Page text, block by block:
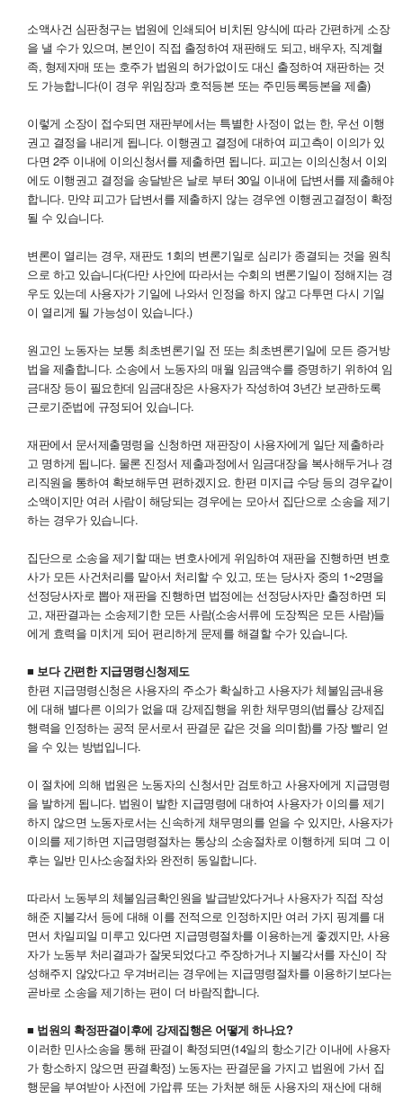
소액사건 심판청구는 법원에 인쇄되어 비치된 양식에 따라 간편하게 소장
을 낼 수가 있으며, 본인이 직접 출정하여 재판해도 되고, 배우자, 직계혈
족, 형제자매 또는 호주가 법원의 허가없이도 대신 출정하여 재판하는 것
도 가능합니다(이 경우 위임장과 호적등본 또는 주민등록등본을 제출)
이렇게 소장이 접수되면 재판부에서는 특별한 사정이 없는 한, 우선 이행
권고 결정을 내리게 됩니다. 이행권고 결정에 대하여 피고측이 이의가 있
다면 2주 이내에 이의신청서를 제출하면 됩니다. 피고는 이의신청서 이외
에도 이행권고 결정을 송달받은 날로 부터 30일 이내에 답변서를 제출해야
합니다. 만약 피고가 답변서를 제출하지 않는 경우엔 이행권고결정이 확정
될 수 있습니다.
변론이 열리는 경우, 재판도 1회의 변론기일로 심리가 종결되는 것을 원칙
으로 하고 있습니다(다만 사안에 따라서는 수회의 변론기일이 정해지는 경
우도 있는데 사용자가 기일에 나와서 인정을 하지 않고 다투면 다시 기일
이 열리게 될 가능성이 있습니다.)
원고인 노동자는 보통 최초변론기일 전 또는 최초변론기일에 모든 증거방
법을 제출합니다. 소송에서 노동자의 매월 임금액수를 증명하기 위하여 임
금대장 등이 필요한데 임금대장은 사용자가 작성하여 3년간 보관하도록
근로기준법에 규정되어 있습니다.
재판에서 문서제출명령을 신청하면 재판장이 사용자에게 일단 제출하라
고 명하게 됩니다. 물론 진정서 제출과정에서 임금대장을 복사해두거나 경
리직원을 통하여 확보해두면 편하겠지요. 한편 미지급 수당 등의 경우같이
소액이지만 여러 사람이 해당되는 경우에는 모아서 집단으로 소송을 제기
하는 경우가 있습니다.
집단으로 소송을 제기할 때는 변호사에게 위임하여 재판을 진행하면 변호
사가 모든 사건처리를 맡아서 처리할 수 있고, 또는 당사자 중의 1~2명을
선정당사자로 뽑아 재판을 진행하면 법정에는 선정당사자만 출정하면 되
고, 재판결과는 소송제기한 모든 사람(소송서류에 도장찍은 모든 사람)들
에게 효력을 미치게 되어 편리하게 문제를 해결할 수가 있습니다.
■ 보다 간편한 지급명령신청제도
한편 지급명령신청은 사용자의 주소가 확실하고 사용자가 체불임금내용
에 대해 별다른 이의가 없을 때 강제집행을 위한 채무명의(법률상 강제집
행력을 인정하는 공적 문서로서 판결문 같은 것을 의미함)를 가장 빨리 얻
을 수 있는 방법입니다.
이 절차에 의해 법원은 노동자의 신청서만 검토하고 사용자에게 지급명령
을 발하게 됩니다. 법원이 발한 지급명령에 대하여 사용자가 이의를 제기
하지 않으면 노동자로서는 신속하게 채무명의를 얻을 수 있지만, 사용자가
이의를 제기하면 지급명령절차는 통상의 소송절차로 이행하게 되며 그 이
후는 일반 민사소송절차와 완전히 동일합니다.
따라서 노동부의 체불임금확인원을 발급받았다거나 사용자가 직접 작성
해준 지불각서 등에 대해 이를 전적으로 인정하지만 여러 가지 핑계를 대
면서 차일피일 미루고 있다면 지급명령절차를 이용하는게 좋겠지만, 사용
자가 노동부 처리결과가 잘못되었다고 주장하거나 지불각서를 자신이 작
성해주지 않았다고 우겨버리는 경우에는 지급명령절차를 이용하기보다는
곧바로 소송을 제기하는 편이 더 바람직합니다.
■ 법원의 확정판결이후에 강제집행은 어떻게 하나요?
이러한 민사소송을 통해 판결이 확정되면(14일의 항소기간 이내에 사용자
가 항소하지 않으면 판결확정) 노동자는 판결문을 가지고 법원에 가서 집
행문을 부여받아 사전에 가압류 또는 가처분 해둔 사용자의 재산에 대해